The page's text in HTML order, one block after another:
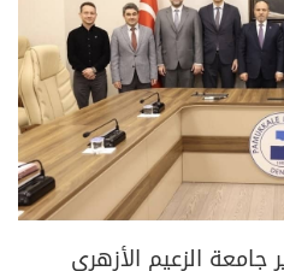
جامعة الزعيم الأزهري